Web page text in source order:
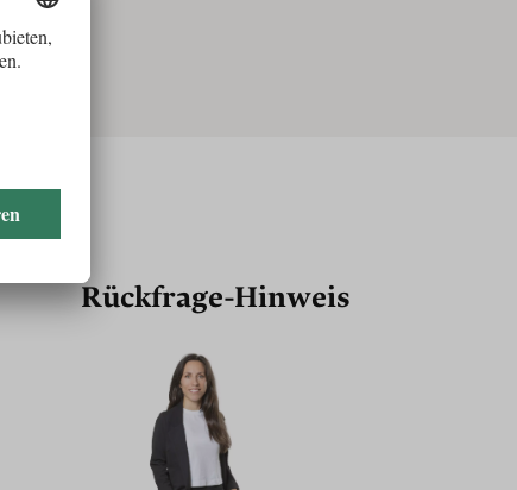
Rückfrage-Hinweis